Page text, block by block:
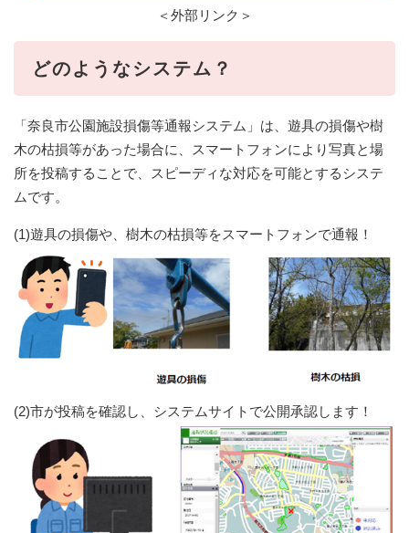
＜外部リンク＞
どのようなシステム？
「奈良市公園施設損傷等通報システム」は、遊具の損傷や樹
木の枯損等があった場合に、スマートフォンにより写真と場
所を投稿することで、スピーディな対応を可能とするシステ
ムです。
(1)遊具の損傷や、樹木の枯損等をスマートフォンで通報！
(2)市が投稿を確認し、システムサイトで公開承認します！